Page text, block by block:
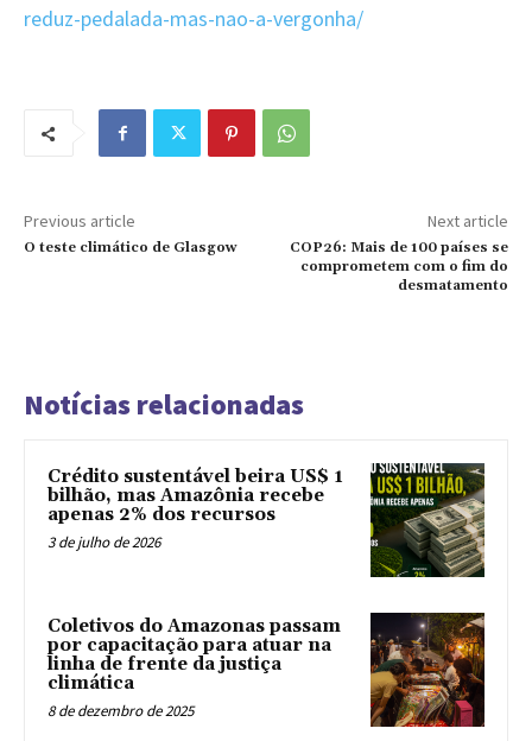
reduz-pedalada-mas-nao-a-vergonha/
Previous article
O teste climático de Glasgow
Next article
COP26: Mais de 100 países se
comprometem com o fim do
desmatamento
Notícias relacionadas
Crédito sustentável beira US$ 1
bilhão, mas Amazônia recebe
apenas 2% dos recursos
3 de julho de 2026
Coletivos do Amazonas passam
por capacitação para atuar na
linha de frente da justiça
climática
8 de dezembro de 2025